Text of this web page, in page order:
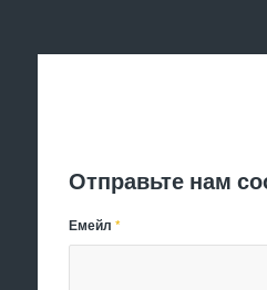
Отправьте нам
Емейл*